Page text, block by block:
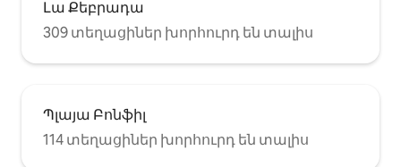
Լա Քեբրադա
309 տեղացիներ խորհուրդ են տալիս
Պլայա Բոնֆիլ
114 տեղացիներ խորհուրդ են տալիս